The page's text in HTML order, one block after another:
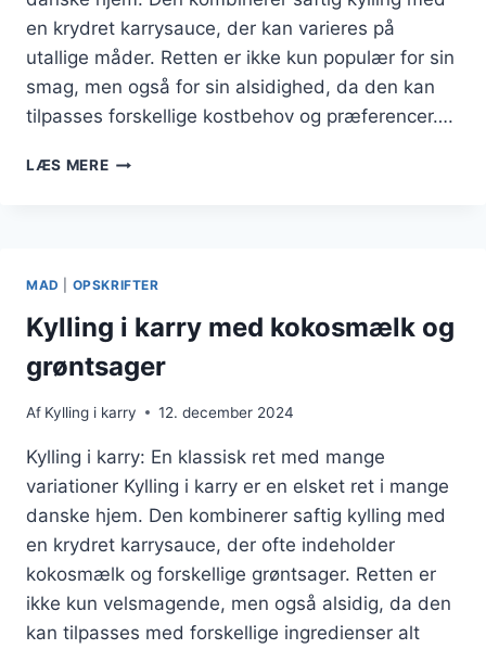
en krydret karrysauce, der kan varieres på
utallige måder. Retten er ikke kun populær for sin
smag, men også for sin alsidighed, da den kan
tilpasses forskellige kostbehov og præferencer….
LÆS MEREKYLLING
CHILI
MAD OPSKRIFTER
Kylling i karry med kokosmælk og
grøntsager
Af Kylling i karry 12. december 2024
Kylling i karry: En klassisk ret med mange
variationer Kylling i karry er en elsket ret i mange
danske hjem. Den kombinerer saftig kylling med
en krydret karrysauce, der ofte indeholder
kokosmælk og forskellige grøntsager. Retten er
ikke kun velsmagende, men også alsidig, da den
kan tilpasses med forskellige ingredienser alt